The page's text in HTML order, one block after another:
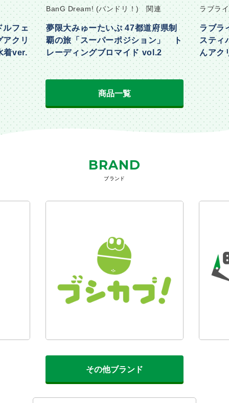
ルフェ
アクリ
着ver.
BanG Dream! (バンドリ！) 関連
夢限大みゅーたいぷ 47都道府県制
覇の旅「スーパーポジション」 ト
レーディングブロマイド vol.2
ラブラ
ラブラ
スティ
んアク
商品一覧
BRAND
ブランド
その他ブランド